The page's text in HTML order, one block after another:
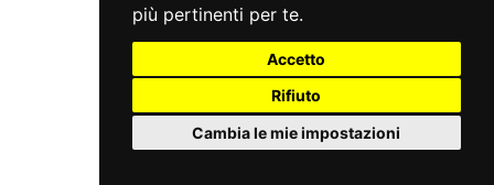
più pertinenti per te.
Accetto
Rifiuto
Cambia le mie impostazioni